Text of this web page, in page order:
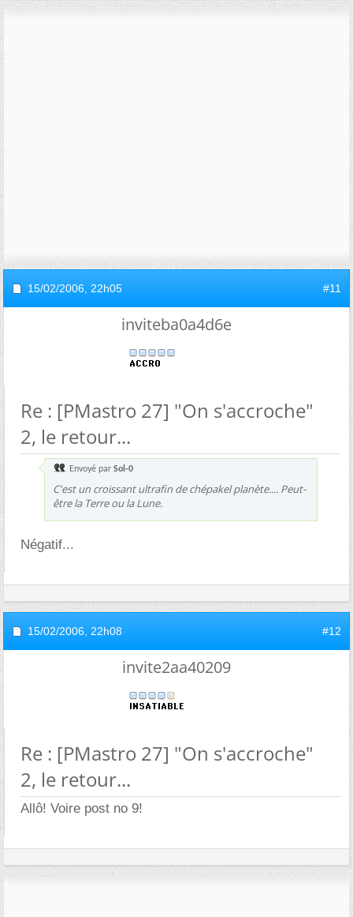
15/02/2006, 22h05 #11
inviteba0a4d6e
Re : [PMastro 27] "On s'accroche"
2, le retour...
Envoyé par Sol-0
C'est un croissant ultrafin de chépakel planète.... Peut-
être la Terre ou la Lune.
Négatif...
15/02/2006, 22h08 #12
invite2aa40209
Re : [PMastro 27] "On s'accroche"
2, le retour...
Allô! Voire post no 9!